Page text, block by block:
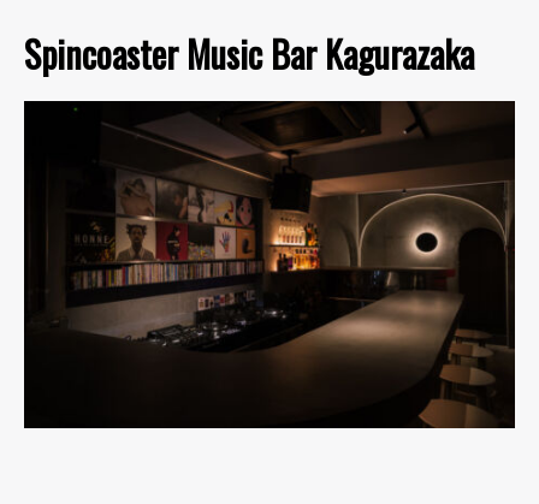
Spincoaster Music Bar Kagurazaka